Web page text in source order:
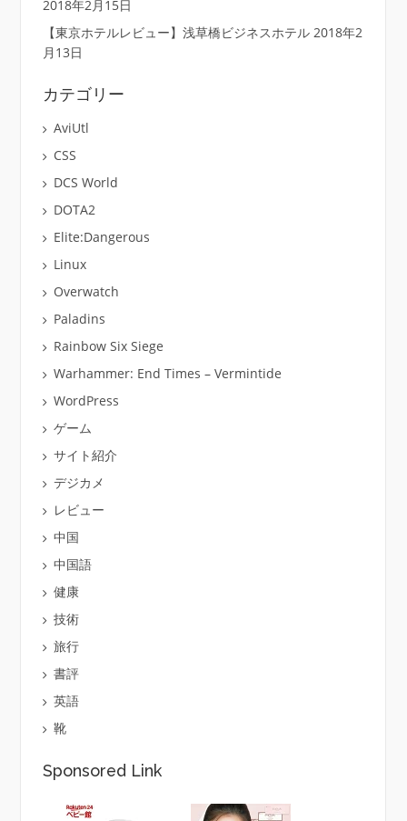
2018年2月15日
【東京ホテルレビュー】浅草橋ビジネスホテル 2018年2
月13日
カテゴリー
AviUtl
CSS
DCS World
DOTA2
Elite:Dangerous
Linux
Overwatch
Paladins
Rainbow Six Siege
Warhammer: End Times – Vermintide
WordPress
ゲーム
サイト紹介
デジカメ
レビュー
中国
中国語
健康
技術
旅行
書評
英語
靴
Sponsored Link